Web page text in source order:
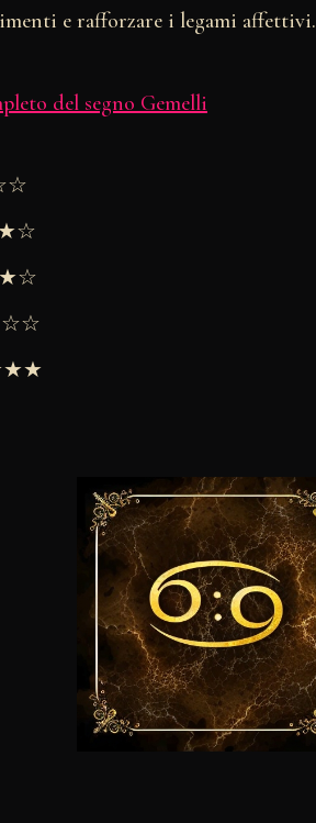
e rafforzare i legami affettivi.
del segno Gemelli